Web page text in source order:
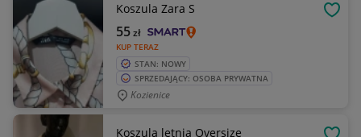
Koszula Zara S
KUP TERAZ
55zł
STAN: NOWY
SPRZEDAJĄCY: OSOBA PRYWATNA
Kozienice
Koszula letnia Oversize